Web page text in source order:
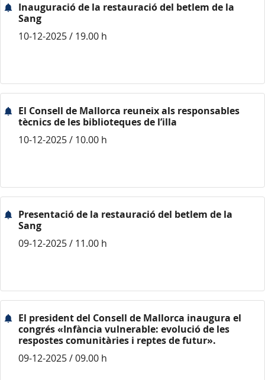
Inauguració de la restauració del betlem de la
Sang
10-12-2025 / 19.00 h
El Consell de Mallorca reuneix als responsables
tècnics de les biblioteques de l’illa
10-12-2025 / 10.00 h
Presentació de la restauració del betlem de la
Sang
09-12-2025 / 11.00 h
El president del Consell de Mallorca inaugura el
congrés «Infància vulnerable: evolució de les
respostes comunitàries i reptes de futur».
09-12-2025 / 09.00 h